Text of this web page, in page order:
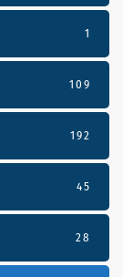
1
109
192
45
28